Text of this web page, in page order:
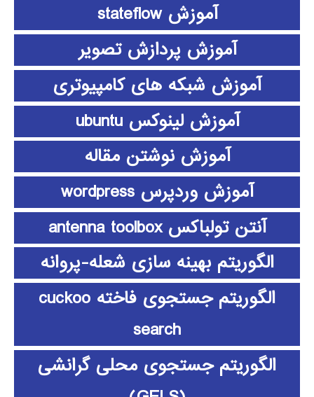
آموزش stateflow
آموزش پردازش تصویر
آموزش شبکه های کامپیوتری
آموزش لینوکس ubuntu
آموزش نوشتن مقاله
آموزش وردپرس wordpress
آنتن تولباکس antenna toolbox
الگوریتم بهینه سازی شعله-پروانه
الگوریتم جستجوی فاخته cuckoo
search
الگوریتم جستجوی محلی گرانشی